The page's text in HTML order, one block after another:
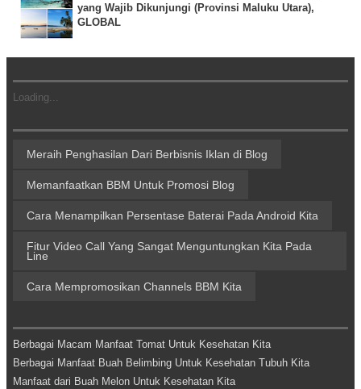
yang Wajib Dikunjungi (Provinsi Maluku Utara),
GLOBAL
Loading...
Meraih Penghasilan Dari Berbisnis Iklan di Blog
Memanfaatkan BBM Untuk Promosi Blog
Cara Menampilkan Persentase Baterai Pada Android Kita
Fitur Video Call Yang Sangat Menguntungkan Kita Pada
Line
Cara Mempromosikan Channels BBM Kita
Berbagai Macam Manfaat Tomat Untuk Kesehatan Kita
Berbagai Manfaat Buah Belimbing Untuk Kesehatan Tubuh Kita
Manfaat dari Buah Melon Untuk Kesehatan Kita